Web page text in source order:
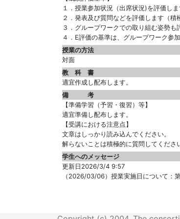
１．授業参加状況（出席状況)を評価し
２．発表及び質問などを評価します（積
３．グループワークでの取り組む姿勢も
４．E評価の基準は、グループワーク参
授業の方法
対面
教 科 書
適宜作成し配布します。
備 考
【準備学習（予習・復習）等】
適宜準備し配布します。
【受講における注意点】
文章はしっかり読み込んでください。
解らないことは積極的に質問してくださ
学生へのメッセージ
更新日2026/3/4 9:57
（2026/03/06）授業実施日について：